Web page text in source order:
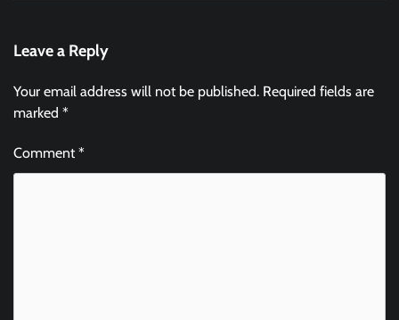
Leave a Reply
Your email address will not be published. Required fields are
marked *
Comment*